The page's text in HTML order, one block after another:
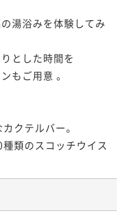
湯浴みを体験してみ
とした時間を
もご用意 。
クテルバー。
類のスコッチウイス